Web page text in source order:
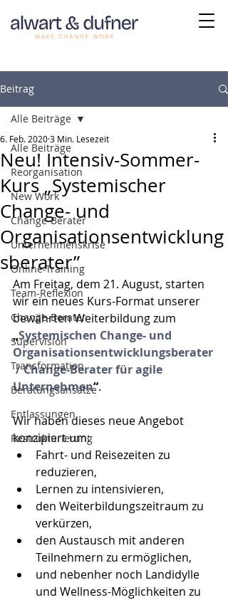
Beitrag
Alle Beiträge
Reorganisation
New Work
Change-Berater
Unternehmenskrise
Online-Training
Team-Reflexion
Change-Berater
Supervision
Transformation
Beratungsansätze
Entlassungen
Restrukturierung
Alle Beiträge
Neu! Intensiv-Sommer-
Kurs „Systemischer
Change- und
Organisationsentwicklung
sberater”
6. Feb. 20203 Min. Lesezeit
Am Freitag, dem 21. August, starten
wir ein neues Kurs-Format unserer
bewährten Weiterbildung zum
„Systemischen Change- und
Organisationsentwicklungsberater
/ Change-Berater für agile
Unternehmen“.
Wir haben dieses neue Angebot
konzipiert um:
Fahrt- und Reisezeiten zu
reduzieren,
Lernen zu intensivieren,
den Weiterbildungszeitraum zu
verkürzen,
den Austausch mit anderen
Teilnehmern zu ermöglichen,
und nebenher noch Landidylle
und Wellness-Möglichkeiten zu